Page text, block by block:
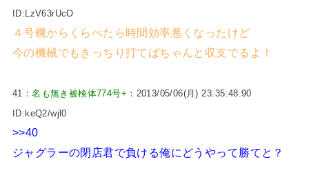
ID:LzV63rUcO
４号機からくらべたら時間効率悪くなったけど
今の機械でもきっちり打てばちゃんと収支でるよ！
41：名も無き被検体774号+ ：2013/05/06(月) 23:35:48.90
ID:keQ2/wjl0
>>40
ジャグラーの閉店君で負ける俺にどうやって勝てと？